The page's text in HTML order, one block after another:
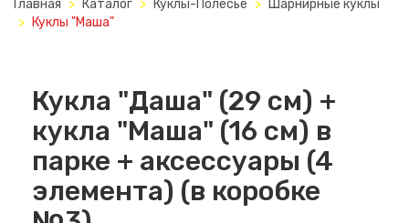
Главная Каталог Куклы-Полесье
Шарнирные куклы
Куклы "Маша"
Кукла "Даша" (29 см) +
кукла "Маша" (16 см) в
парке + аксессуары (4
элемента) (в коробке